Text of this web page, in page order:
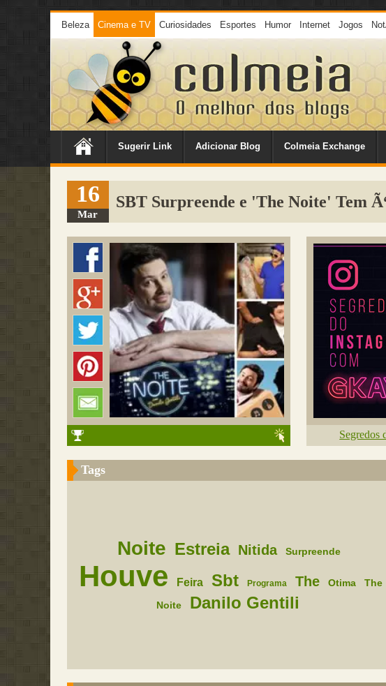
Beleza Cinema e TV Curiosidades Esportes Humor Internet Jogos
Sugerir Link Adicionar Blog Colmeia Exchange
16
Mar
SBT Surpreende e 'The Noite' Tem
Segredos
Tags
Noite Estreia Nitida Surpreende
Houve Feira Sbt Programa The Otima
The
Noite
Danilo Gentili